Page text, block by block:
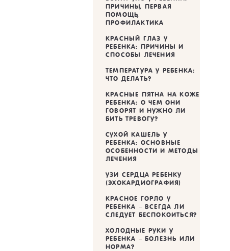
ПРИЧИНЫ, ПЕРВАЯ
ПОМОЩЬ,
ПРОФИЛАКТИКА
КРАСНЫЙ ГЛАЗ У
РЕБЕНКА: ПРИЧИНЫ И
СПОСОБЫ ЛЕЧЕНИЯ
ТЕМПЕРАТУРА У РЕБЕНКА:
ЧТО ДЕЛАТЬ?
КРАСНЫЕ ПЯТНА НА КОЖЕ
РЕБЕНКА: О ЧЕМ ОНИ
ГОВОРЯТ И НУЖНО ЛИ
БИТЬ ТРЕВОГУ?
CУХОЙ КАШЕЛЬ У
РЕБЕНКА: ОСНОВНЫЕ
ОСОБЕННОСТИ И МЕТОДЫ
ЛЕЧЕНИЯ
УЗИ СЕРДЦА РЕБЕНКУ
(ЭХОКАРДИОГРАФИЯ)
КРАСНОЕ ГОРЛО У
РЕБЕНКА – ВСЕГДА ЛИ
СЛЕДУЕТ БЕСПОКОИТЬСЯ?
ХОЛОДНЫЕ РУКИ У
РЕБЕНКА – БОЛЕЗНЬ ИЛИ
НОРМА?